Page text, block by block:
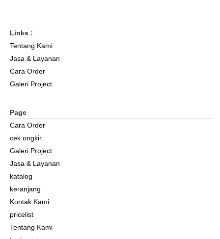
Links :
Tentang Kami
Jasa & Layanan
Cara Order
Galeri Project
Page
Cara Order
cek ongkir
Galeri Project
Jasa & Layanan
katalog
keranjang
Kontak Kami
pricelist
Tentang Kami